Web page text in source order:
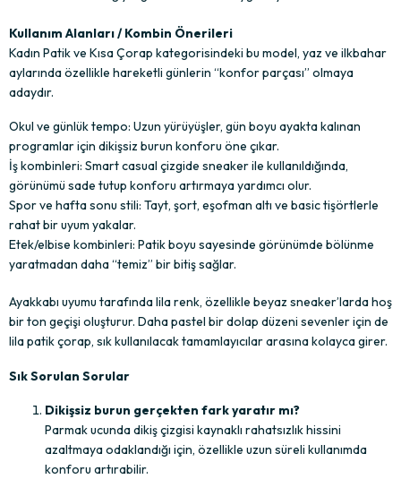
Kullanım Alanları / Kombin Önerileri
Kadın Patik ve Kısa Çorap kategorisindeki bu model, yaz ve ilkbahar
aylarında özellikle hareketli günlerin “konfor parçası” olmaya
adaydır.
Okul ve günlük tempo: Uzun yürüyüşler, gün boyu ayakta kalınan
programlar için dikişsiz burun konforu öne çıkar.
İş kombinleri: Smart casual çizgide sneaker ile kullanıldığında,
görünümü sade tutup konforu artırmaya yardımcı olur.
Spor ve hafta sonu stili: Tayt, şort, eşofman altı ve basic tişörtlerle
rahat bir uyum yakalar.
Etek/elbise kombinleri: Patik boyu sayesinde görünümde bölünme
yaratmadan daha “temiz” bir bitiş sağlar.
Ayakkabı uyumu tarafında lila renk, özellikle beyaz sneaker’larda hoş
bir ton geçişi oluşturur. Daha pastel bir dolap düzeni sevenler için de
lila patik çorap, sık kullanılacak tamamlayıcılar arasına kolayca girer.
Sık Sorulan Sorular
Dikişsiz burun gerçekten fark yaratır mı?
Parmak ucunda dikiş çizgisi kaynaklı rahatsızlık hissini
azaltmaya odaklandığı için, özellikle uzun süreli kullanımda
konforu artırabilir.